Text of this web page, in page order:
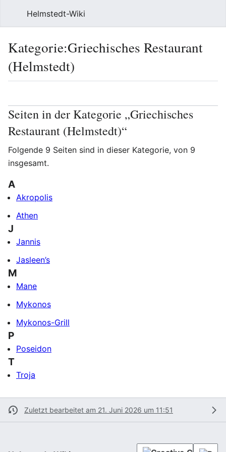
Helmstedt-Wiki
Kategorie:Griechisches Restaurant
(Helmstedt)
Seiten in der Kategorie „Griechisches
Restaurant (Helmstedt)“
Folgende 9 Seiten sind in dieser Kategorie, von 9
insgesamt.
A
Akropolis
Athen
J
Jannis
Jasleen’s
M
Mane
Mykonos
Mykonos-Grill
P
Poseidon
T
Troja
Zuletzt bearbeitet am 21. Juni 2026 um 11:51